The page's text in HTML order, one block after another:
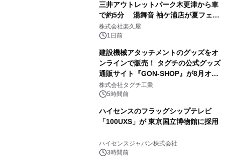
三井アウトレットパーク木更津から車
で約5分 湯舞音 袖ケ浦店が夏フェア
メニューを提供
株式会社楽久屋
1日前
建設機械アタッチメントのグッズをオ
ンラインで販売！ タグチの公式グッズ
通販サイト『GON-SHOP』が8月オー
プン
株式会社タグチ工業
5時間前
ハイセンスのフラッグシップテレビ
「100UXS」が 東京国立博物館に採用
ハイセンスジャパン株式会社
3時間前